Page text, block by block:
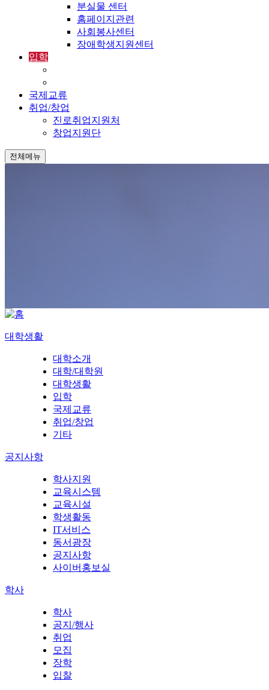
분실물 센터
홈페이지관련
사회봉사센터
장애학생지원센터
입학
국제교류
취업/창업
진로취업지원처
창업지원단
전체메뉴
대학생활
대학소개
대학/대학원
대학생활
입학
국제교류
취업/창업
기타
공지사항
학사지원
교육시스템
교육시설
학생활동
IT서비스
동서광장
공지사항
사이버홍보실
학사
학사
공지/행사
취업
모집
장학
입찰